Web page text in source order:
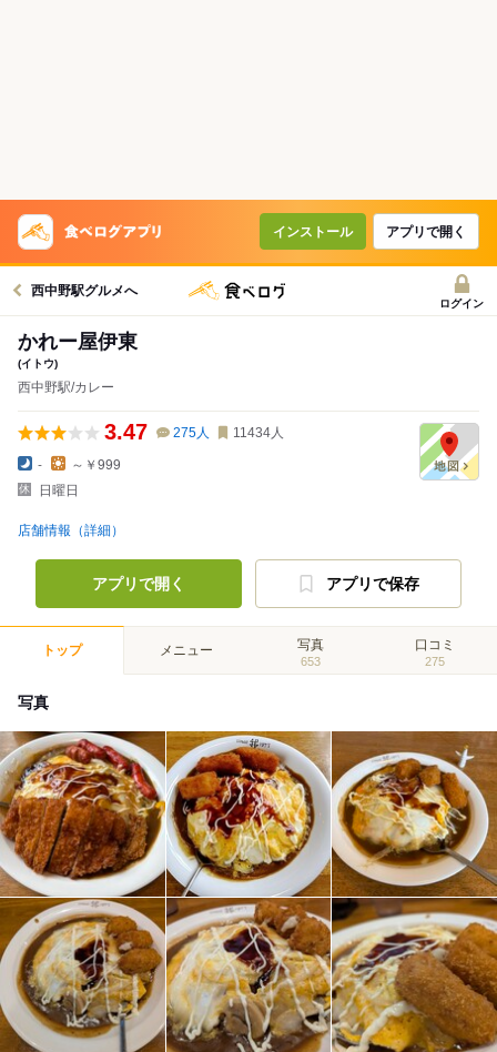
インストール アプリで開く
西中野駅グルメへ
ログイン
かれー屋伊東
(イトウ)
西中野駅/カレー
3.47 275人 11434人
-
～￥999
日曜日
店舗情報（詳細）
アプリで開く アプリで保存
トップ メニュー 写真
653
口コミ
275
写真